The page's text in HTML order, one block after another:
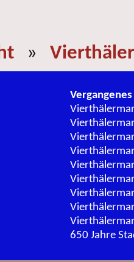
»
Vergangenes
650 Jahre